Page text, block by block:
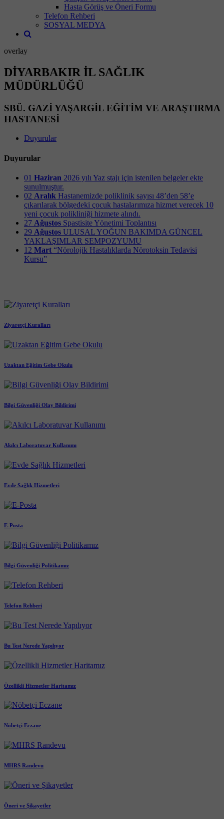
Hasta Görüş ve Öneri Formu
Telefon Rehberi
SOSYAL MEDYA
overlay
DİYARBAKIR İL SAĞLIK
MÜDÜRLÜĞÜ
SBÜ. GAZİ YAŞARGİL EĞİTİM VE ARAŞTIRMA
HASTANESİ
Duyurular
Duyurular
01 Haziran 2026 yılı Yaz stajı için istenilen belgeler ekte
sunulmuştur.
02 Aralık Hastanemizde poliklinik sayısı 48’den 58’e
çıkarılarak bölgedeki çocuk hastalarımıza hizmet verecek 10
yeni çocuk polikliniği hizmete alındı.
27 Ağustos Spastisite Yönetimi Toplantısı
29 Ağustos ULUSAL YOĞUN BAKIMDA GÜNCEL
YAKLAŞIMLAR SEMPOZYUMU
12 Mart “Nörolojik Hastalıklarda Nörotoksin Tedavisi
Kursu”
Ziyaretçi Kuralları
Uzaktan Eğitim Gebe Okulu
Bilgi Güvenliği Olay Bildirimi
Akılcı Laboratuvar Kullanımı
Evde Sağlık Hizmetleri
E-Posta
Bilgi Güvenliği Politikamız
Telefon Rehberi
Bu Test Nerede Yapılıyor
Özellikli Hizmetler Haritamız
Nöbetçi Eczane
MHRS Randevu
Öneri ve Şikayetler